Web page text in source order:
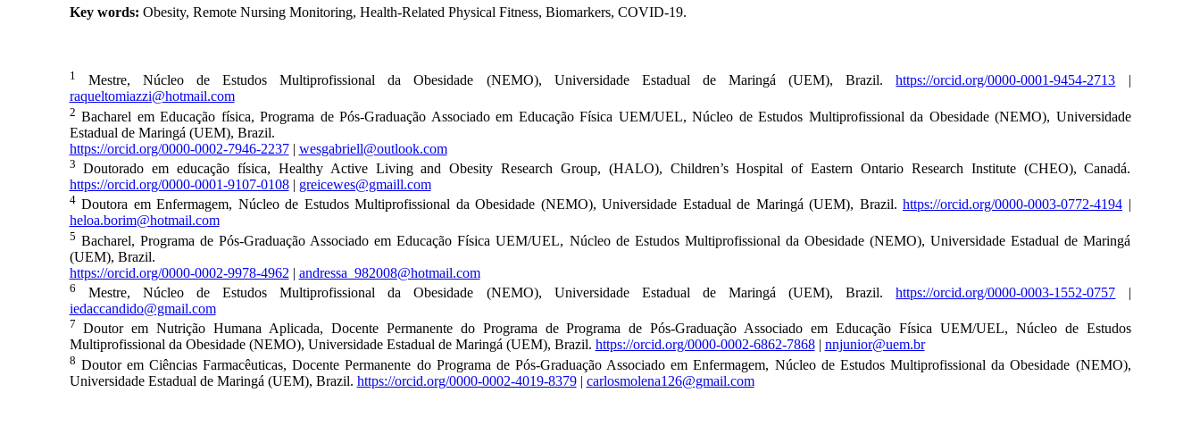
Key words: Obesity, Remote Nursing Monitoring, Health-Related Physical Fitness, Biomarkers, COVID-19.
1 Mestre, Núcleo de Estudos Multiprofissional da Obesidade (NEMO), Universidade Estadual de Maringá (UEM), Brazil.https://orcid.org/0000-0001-9454-2713 |
raqueltomiazzi@hotmail.com
2 Bacharel em Educação física, Programa de Pós-Graduação Associado em Educação Física UEM/UEL, Núcleo de Estudos Multiprofissional da Obesidade (NEMO), Universidade
Estadual de Maringá (UEM), Brazil.
https://orcid.org/0000-0002-7946-2237| wesgabriell@outlook.com
3 Doutorado em educação física, Healthy Active Living and Obesity Research Group, (HALO), Children’s Hospital of Eastern Ontario Research Institute (CHEO), Canadá.
https://orcid.org/0000-0001-9107-0108| greicewes@gmaill.com
4Doutora em Enfermagem, Núcleo de Estudos Multiprofissional da Obesidade (NEMO), Universidade Estadual de Maringá (UEM), Brazil. https://orcid.org/0000-0003-0772-4194 |
heloa.borim@hotmail.com
5 Bacharel, Programa de Pós-Graduação Associado em Educação Física UEM/UEL, Núcleo de Estudos Multiprofissional da Obesidade (NEMO), Universidade Estadual de Maringá
(UEM), Brazil.
https://orcid.org/0000-0002-9978-4962 | andressa_982008@hotmail.com
6 Mestre, Núcleo de Estudos Multiprofissional da Obesidade (NEMO), Universidade Estadual de Maringá (UEM), Brazil.https://orcid.org/0000-0003-1552-0757 |
iedaccandido@gmail.com
7 Doutor em Nutrição Humana Aplicada, Docente Permanente do Programa de Programa de Pós-Graduação Associado em Educação Física UEM/UEL, Núcleo de Estudos
Multiprofissional da Obesidade (NEMO), Universidade Estadual de Maringá (UEM), Brazil. https://orcid.org/0000-0002-6862-7868| nnjunior@uem.br
8 Doutor em Ciências Farmacêuticas, Docente Permanente do Programa de Pós-Graduação Associado em Enfermagem, Núcleo de Estudos Multiprofissional da Obesidade (NEMO),
Universidade Estadual de Maringá (UEM), Brazil. https://orcid.org/0000-0002-4019-8379| carlosmolena126@gmail.com